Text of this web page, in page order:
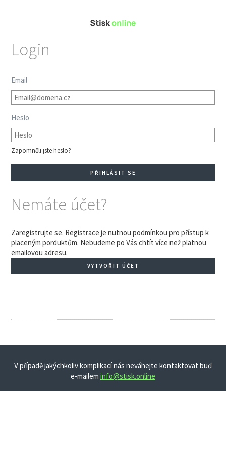
Login
Email
Heslo
Zapomněli jste heslo?
Nemáte účet?
Zaregistrujte se. Registrace je nutnou podmínkou pro přístup k
placeným porduktům. Nebudeme po Vás chtít více než platnou
emailovou adresu.
VYTVOŘIT ÚČET
V případě jakýchkoliv komplikací nás neváhejte kontaktovat buď
e-mailem info@stisk.online